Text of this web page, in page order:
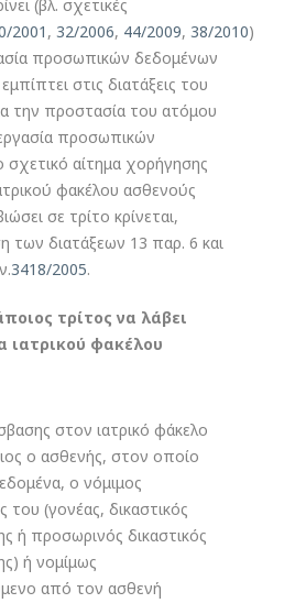
(βλ. σχετικές
2001 , 32/2006, 44/2009, 38/2010)
προσωπικών δεδομένων
στις διατάξεις του
την προστασία του ατόμου
προσωπικών
αίτημα χορήγησης
φακέλου ασθενούς
σε τρίτο κρίνεται,
των διατάξεων 13 παρ. 6 και
3418/2005.
τρίτος να λάβει
ιατρικού φακέλου
στον ιατρικό φάκελο
ο ασθενής, στον οποίο
ο νόμιμος
(γονέας, δικαστικός
ή προσωρινός δικαστικός
ή νομίμως
από τον ασθενή